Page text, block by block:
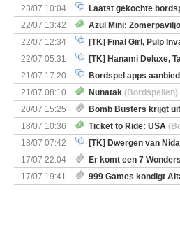
23/07 10:04
Laatst gekochte
22/07 13:42
Azul Mini:
(Bordspellen)
22/07 12:34
[TK] Final Girl, Pulp
& Great Discoveries
22/07 05:31
[TK] Hanami Deluxe,
bigbox
21/07 17:20
Bordspel apps
21/07 08:10
Nunatak (Bordspellen)
20/07 15:25
Bomb Busters krijgt
genaamd Pro Kit
18/07 10:36 Ticket to Ride: USA
18/07 07:42
[TK] Dwergen van
Sherlock Holmes Consulting Detective
17/07 22:04
Er komt een 7
Monsterbox
17/07 19:41 999 Games kondigt